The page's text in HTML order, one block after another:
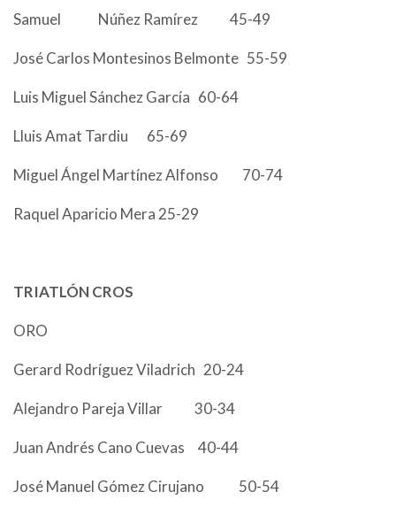
Samuel Núñez Ramírez 45-49
José Carlos Montesinos Belmonte 55-59
Luis Miguel Sánchez García 60-64
Lluis Amat Tardiu 65-69
Miguel Ángel Martínez Alfonso 70-74
Raquel Aparicio Mera 25-29
TRIATLÓN CROS
ORO
Gerard Rodríguez Viladrich 20-24
Alejandro Pareja Villar 30-34
Juan Andrés Cano Cuevas 40-44
José Manuel Gómez Cirujano 50-54